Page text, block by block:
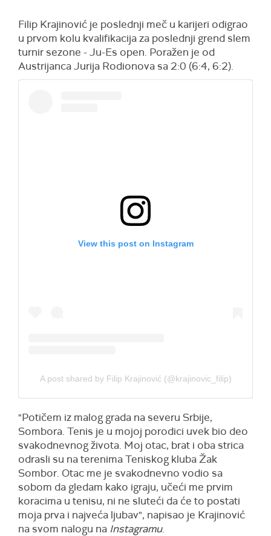
Filip Krajinović je poslednji meč u karijeri odigrao
u prvom kolu kvalifikacija za poslednji grend slem
turnir sezone - Ju-Es open. Poražen je od
Austrijanca Jurija Rodionova sa 2:0 (6:4, 6:2).
View this post on Instagram
A post shared by Filip Krajinović (@krajinovic_filip)
"Potičem iz malog grada na severu Srbije,
Sombora. Tenis je u mojoj porodici uvek bio deo
svakodnevnog života. Moj otac, brat i oba strica
odrasli su na terenima Teniskog kluba Žak
Sombor. Otac me je svakodnevno vodio sa
sobom da gledam kako igraju, učeći me prvim
koracima u tenisu, ni ne sluteći da će to postati
moja prva i najveća ljubav", napisao je Krajinović
na svom nalogu na Instagramu.